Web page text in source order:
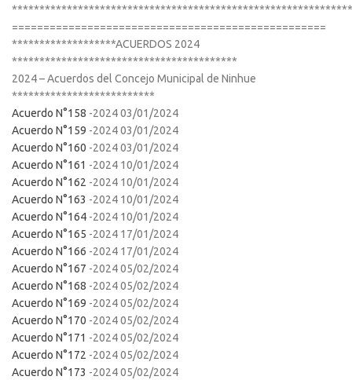
==================================================
*******************ACUERDOS 2024
*****************************************
2024 – Acuerdos del Concejo Municipal de Ninhue
**************************
Acuerdo N°158 -2024 03/01/2024
Acuerdo N°159 -2024 03/01/2024
Acuerdo N°160 -2024 03/01/2024
Acuerdo N°161 -2024 10/01/2024
Acuerdo N°162 -2024 10/01/2024
Acuerdo N°163 -2024 10/01/2024
Acuerdo N°164 -2024 10/01/2024
Acuerdo N°165 -2024 17/01/2024
Acuerdo N°166 -2024 17/01/2024
Acuerdo N°167 -2024 05/02/2024
Acuerdo N°168 -2024 05/02/2024
Acuerdo N°169 -2024 05/02/2024
Acuerdo N°170 -2024 05/02/2024
Acuerdo N°171 -2024 05/02/2024
Acuerdo N°172 -2024 05/02/2024
Acuerdo N°173 -2024 05/02/2024